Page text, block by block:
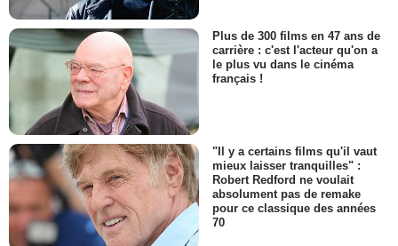
Plus de 300 films en 47 ans de
carrière : c'est l'acteur qu'on a
le plus vu dans le cinéma
français !
"Il y a certains films qu'il vaut
mieux laisser tranquilles" :
Robert Redford ne voulait
absolument pas de remake
pour ce classique des années
70